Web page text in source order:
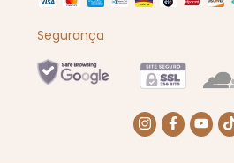
Segurança